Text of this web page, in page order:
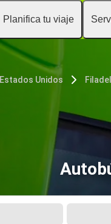
Planifica tu viaje
Estados Unidos